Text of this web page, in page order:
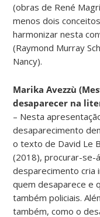
(obras de René
menos dois
harmonizar nesta
(Raymond Murray
Nancy).
Marika Avezzù
desaparecer na
– Nesta
desaparecimento
o texto de David Le
(2018), procurar-se-
desparecimento cria
quem desaparece e
também policiais.
também, como o